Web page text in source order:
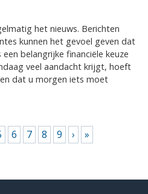
het nieuws. Berichten
kunnen het gevoel geven dat
belangrijke financiële keuze
veel aandacht krijgt, hoeft
dat u morgen iets moet
6 7 8 9 › »